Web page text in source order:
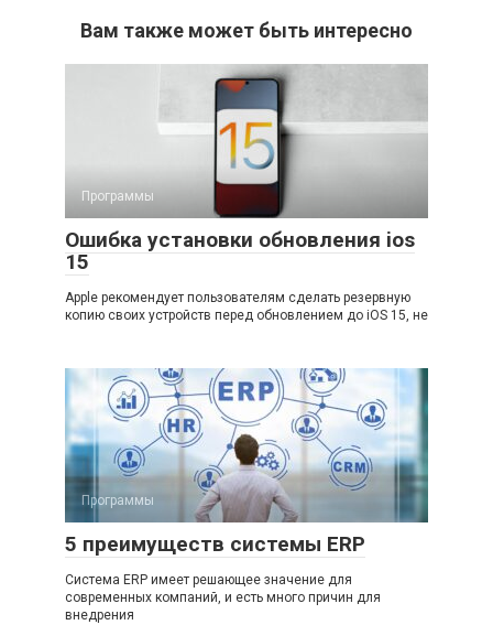
Вам также может быть интересно
Программы
Ошибка установки обновления ios
15
Apple рекомендует пользователям сделать резервную
копию своих устройств перед обновлением до iOS 15, не
Программы
5 преимуществ системы ERP
Система ERP имеет решающее значение для
современных компаний, и есть много причин для
внедрения